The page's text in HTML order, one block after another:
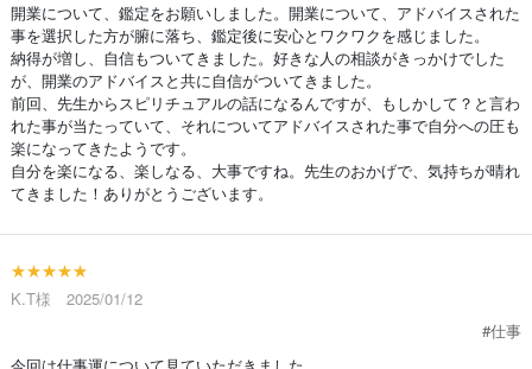
開業について、鑑定をお願いしました。開業について、アドバイスされた
事を選択した方が腑に落ち、鑑定後に安心とワクワクを感じました。
納得が増し、自信もついてきました。好きな人の相談がきっかけでした
が、開業のアドバイスと共に自信がついてきました。
前回、先生からスピリチュアルの話になるんですが、もしかして？と言わ
れた事が当たっていて、それについてアドバイスされた事で自分への圧も
楽になってきたようです。
自分を楽になる、楽しなる、大事ですね。先生のおかげで、気持ちが晴れ
てきました！ありがとうございます。
★★★★★
K.T様 2025/01/12
#仕事